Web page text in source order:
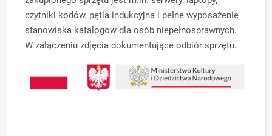
czytniki kodów, pętla indukcyjna i pełne wyposażenie
stanowiska katalogów dla osób niepełnosprawnych.
W załączeniu zdjęcia dokumentujące odbiór sprzętu.